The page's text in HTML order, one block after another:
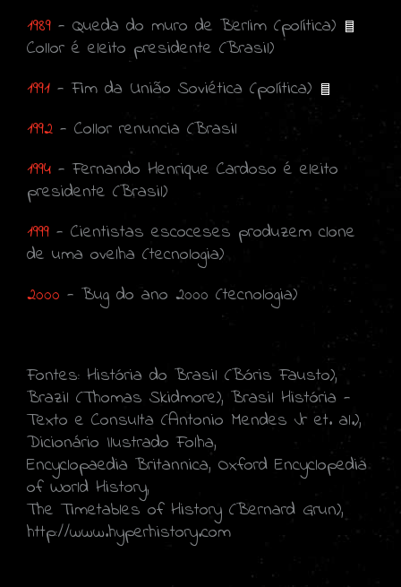
1989 - Queda do muro de Berlim (política)
Collor é eleito presidente (Brasil)
1991 - Fim da União Soviética (política)
1992 - Collor renuncia (Brasil
1994 - Fernando Henrique Cardoso é eleito
presidente (Brasil)
1999 - Cientistas escoceses produzem clone
de uma ovelha (tecnologia)
2000 - Bug do ano 2000 (tecnologia)
Fontes: História do Brasil (Bóris Fausto),
Brazil (Thomas Skidmore), Brasil História -
Texto e Consulta (Antonio Mendes Jr et. al.),
Dicionário Ilustrado Folha,
Encyclopaedia Britannica, Oxford Encyclopedia
of World History,
The Timetables of History (Bernard Grun),
http://www.hyperhistory.com